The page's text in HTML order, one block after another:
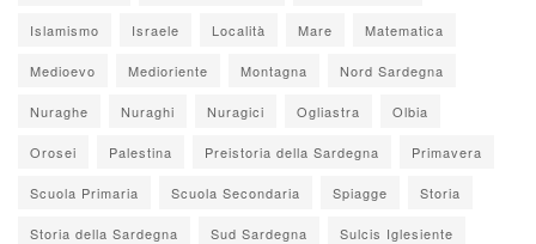
Islamismo Israele Località Mare Matematica
Medioevo Medioriente Montagna Nord Sardegna
Nuraghe Nuraghi Nuragici Ogliastra Olbia
Orosei Palestina Preistoria della Sardegna Primavera
Scuola Primaria Scuola Secondaria Spiagge Storia
Storia della Sardegna Sud Sardegna Sulcis Iglesiente